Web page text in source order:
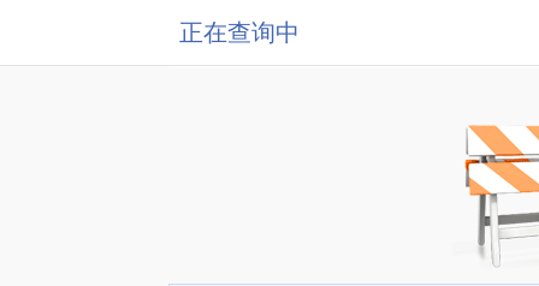
正在查询中